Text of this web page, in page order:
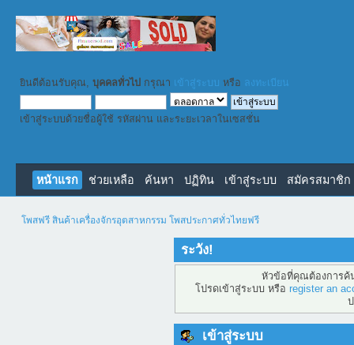
ยินดีต้อนรับคุณ, บุคคลทั่วไป กรุณา เข้าสู่ระบบ หรือ ลงทะเบียน
เข้าสู่ระบบด้วยชื่อผู้ใช้ รหัสผ่าน และระยะเวลาในเซสชั่น
หน้าแรก ช่วยเหลือ ค้นหา ปฏิทิน เข้าสู่ระบบ สมัครสมาชิก
โพสฟรี สินค้าเครื่องจักรอุตสาหกรรม โพสประกาศทั่วไทยฟรี
ระวัง!
หัวข้อที่คุณต้องการค้
โปรดเข้าสู่ระบบ หรือ register an
เข้าสู่ระบบ